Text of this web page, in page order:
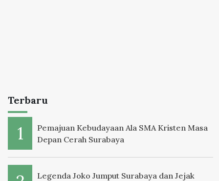
Terbaru
Pemajuan Kebudayaan Ala SMA Kristen Masa
Depan Cerah Surabaya
Legenda Joko Jumput Surabaya dan Jejak